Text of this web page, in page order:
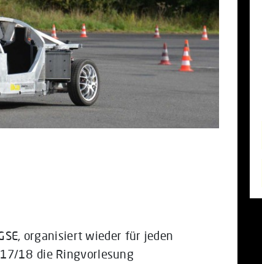
organisiert wieder für jeden
18 die Ringvorlesung